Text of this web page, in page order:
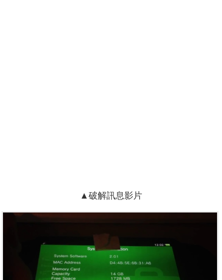
▲破解訊息影片